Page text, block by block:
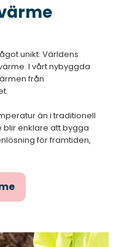
unikt: Världens
I vårt nybyggda
från
än i traditionell
blir enklare att bygga
för framtiden,